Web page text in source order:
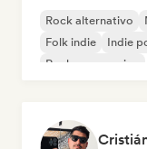
Rock alternativo
Folk indie
Indie
Rock progressivo